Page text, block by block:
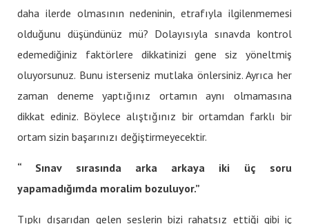
daha ilerde olmasının nedeninin, etrafıyla ilgilenmemesi
olduğunu düşündünüz mü? Dolayısıyla sınavda kontrol
edemediğiniz faktörlere dikkatinizi gene siz yöneltmiş
oluyorsunuz. Bunu isterseniz mutlaka önlersiniz. Ayrıca her
zaman deneme yaptığınız ortamın aynı olmamasına
dikkat ediniz. Böylece alıştığınız bir ortamdan farklı bir
ortam sizin başarınızı değiştirmeyecektir.
“ Sınav sırasında arka arkaya iki üç soru
yapamadığımda moralim bozuluyor.”
Tıpkı dışarıdan gelen seslerin bizi rahatsız ettiği gibi iç